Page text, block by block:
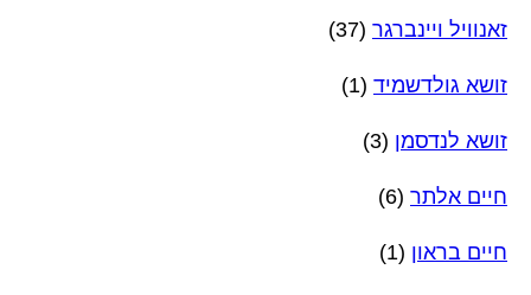
זאנוויל ויינברגר (37)
זושא גולדשמיד (1)
זושא לנדסמן (3)
חיים אלתר (6)
חיים בראון (1)